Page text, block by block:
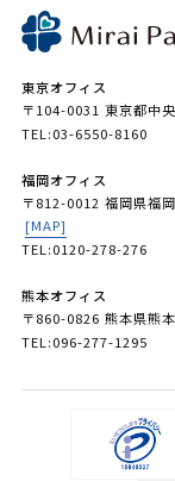
東京オフィス
〒104-0031 東京都中
TEL:03-6550-8160
福岡オフィス
〒812-0012 福岡県福
[MAP]
TEL:0120-278-276
熊本オフィス
〒860-0826 熊本県熊
TEL:096-277-1295